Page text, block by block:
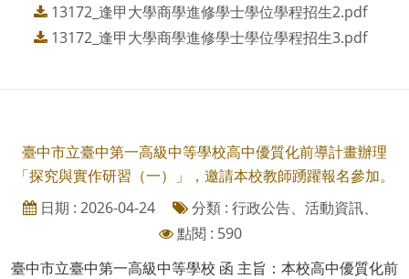
13172_逢甲大學商學進修學士學位學程招生2.pdf
13172_逢甲大學商學進修學士學位學程招生3.pdf
臺中市立臺中第一高級中等學校高中優質化前導計畫辦理
「探究與實作研習（一）」，邀請本校教師踴躍報名參加。
日期 : 2026-04-24
分類 : 行政公告、活動資訊、
點閱 : 590
臺中市立臺中第一高級中等學校 函 主旨：本校高中優質化前